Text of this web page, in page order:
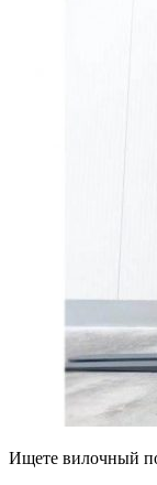
Ищете вилочный